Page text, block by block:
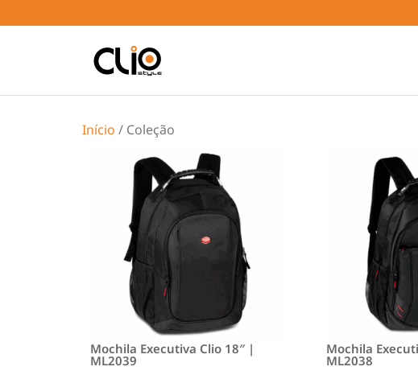
Início / Coleção
Mochila Executiva Clio 18″ |
ML2039
Mochila
ML2038